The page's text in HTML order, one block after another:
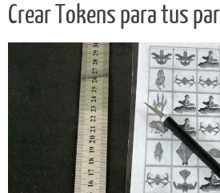
Crear Tokens para tus